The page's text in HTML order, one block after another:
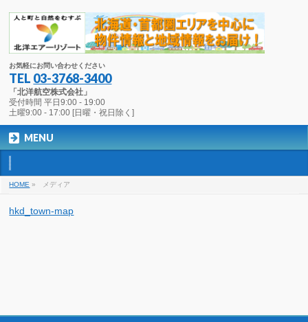
お気軽にお問い合わせください
TEL 03-3768-3400
「北洋航空株式会社」
受付時間 平日9:00 - 19:00
土曜9:00 - 17:00 [日曜・祝日除く]
MENU
HOME » メディア
hkd_town-map